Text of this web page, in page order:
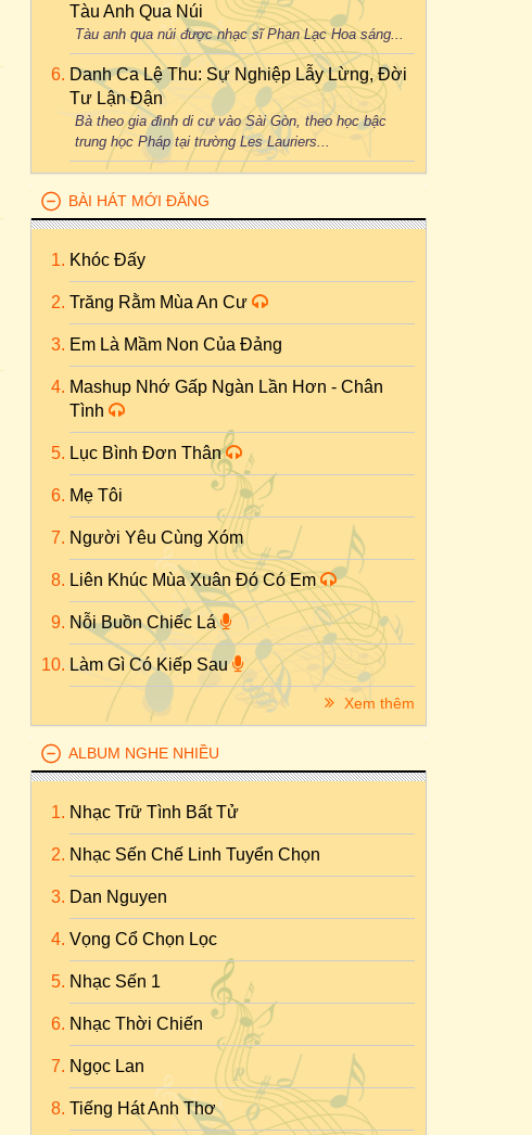
Tàu Anh Qua Núi
Tàu anh qua núi được nhạc sĩ Phan Lạc Hoa sáng...
Danh Ca Lệ Thu: Sự Nghiệp Lẫy Lừng, Đời
Tư Lận Đận
Bà theo gia đình di cư vào Sài Gòn, theo học bậc
trung học Pháp tại trường Les Lauriers...
BÀI HÁT MỚI ĐĂNG
Khóc Đấy
Trăng Rằm Mùa An Cư
Em Là Mầm Non Của Đảng
Mashup Nhớ Gấp Ngàn Lần Hơn - Chân
Tình
Lục Bình Đơn Thân
Mẹ Tôi
Người Yêu Cùng Xóm
Liên Khúc Mùa Xuân Đó Có Em
Nỗi Buồn Chiếc Lá
Làm Gì Có Kiếp Sau
Xem thêm
ALBUM NGHE NHIỀU
Nhạc Trữ Tình Bất Tử
Nhạc Sến Chế Linh Tuyển Chọn
Dan Nguyen
Vọng Cổ Chọn Lọc
Nhạc Sến 1
Nhạc Thời Chiến
Ngọc Lan
Tiếng Hát Anh Thơ